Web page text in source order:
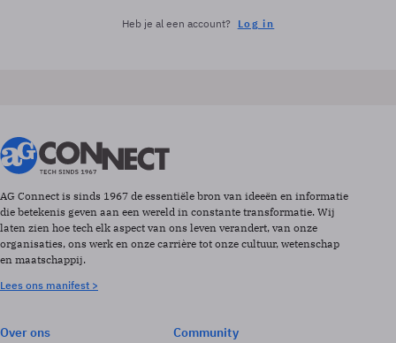
Heb je al een account? Log in
AG Connect is sinds 1967 de essentiële bron van ideeën en informatie
die betekenis geven aan een wereld in constante transformatie. Wij
laten zien hoe tech elk aspect van ons leven verandert, van onze
organisaties, ons werk en onze carrière tot onze cultuur, wetenschap
en maatschappij.
Lees ons manifest >
Over ons
Community